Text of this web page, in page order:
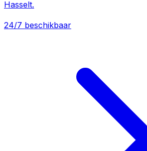
Hasselt.
24/7 beschikbaar